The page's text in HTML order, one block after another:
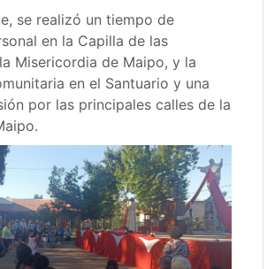
se realizó un tiempo de
en la Capilla de las
Misericordia de Maipo, y la
en el Santuario y una
por las principales calles de la